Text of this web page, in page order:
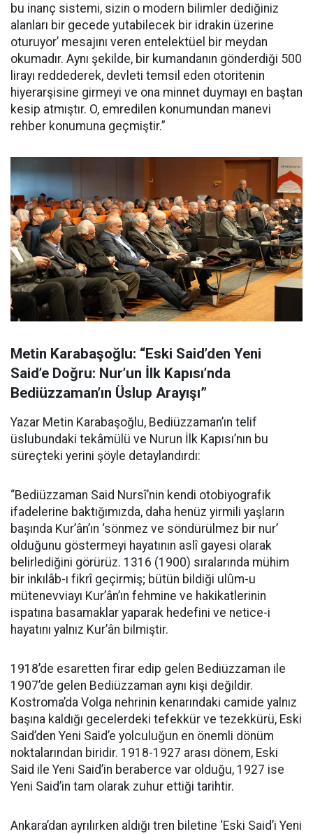
bu inanç sistemi, sizin o modern bilimler dediğiniz
alanları bir gecede yutabilecek bir idrakin üzerine
oturuyor’ mesajını veren entelektüel bir meydan
okumadır. Aynı şekilde, bir kumandanın gönderdiği 500
lirayı reddederek, devleti temsil eden otoritenin
hiyerarşisine girmeyi ve ona minnet duymayı en baştan
kesip atmıştır. O, emredilen konumundan manevi
rehber konumuna geçmiştir.”
Metin Karabaşoğlu: “Eski Said’den Yeni
Said’e Doğru: Nur’un İlk Kapısı’nda
Bediüzzaman’ın Üslup Arayışı”
Yazar Metin Karabaşoğlu, Bediüzzaman’ın telif
üslubundaki tekâmülü ve Nurun İlk Kapısı’nın bu
süreçteki yerini şöyle detaylandırdı:
“Bediüzzaman Said Nursî’nin kendi otobiyografik
ifadelerine baktığımızda, daha henüz yirmili yaşların
başında Kur’ân’ın ‘sönmez ve söndürülmez bir nur’
olduğunu göstermeyi hayatının aslî gayesi olarak
belirlediğini görürüz. 1316 (1900) sıralarında mühim
bir inkılâb-ı fikrî geçirmiş; bütün bildiği ulûm-u
mütenevviayı Kur’ân’ın fehmine ve hakikatlerinin
ispatına basamaklar yaparak hedefini ve netice-i
hayatını yalnız Kur’ân bilmiştir.
1918’de esaretten firar edip gelen Bediüzzaman ile
1907’de gelen Bediüzzaman aynı kişi değildir.
Kostroma’da Volga nehrinin kenarındaki camide yalnız
başına kaldığı gecelerdeki tefekkür ve tezekkürü, Eski
Said’den Yeni Said’e yolculuğun en önemli dönüm
noktalarından biridir. 1918-1927 arası dönem, Eski
Said ile Yeni Said’in beraberce var olduğu, 1927 ise
Yeni Said’in tam olarak zuhur ettiği tarihtir.
Ankara’dan ayrılırken aldığı tren biletine ‘Eski Said’i Yeni